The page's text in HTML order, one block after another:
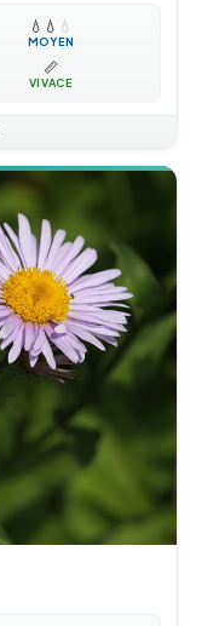
💧 💧 💧
MOYEN
📏
VIVACE